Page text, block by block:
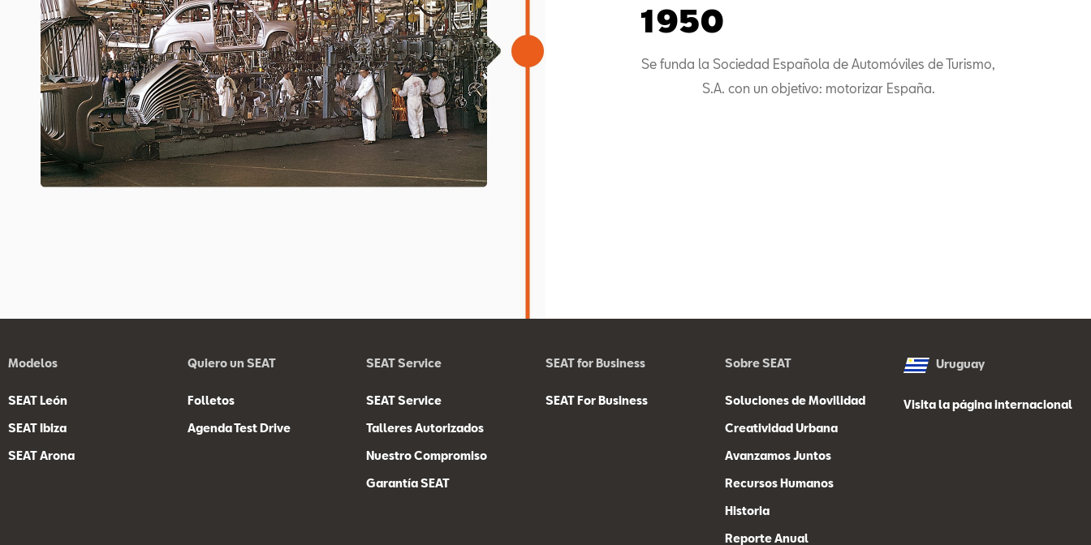
1950
Se funda la Sociedad Española de Automóviles de Turismo,
S.A. con un objetivo: motorizar España.
Modelos
SEAT León
SEAT Ibiza
SEAT Arona
Quiero un SEAT
Folletos
Agenda Test Drive
SEAT Service
SEAT Service
Talleres Autorizados
Nuestro Compromiso
Garantía SEAT
SEAT for Business
SEAT For Business
Sobre SEAT
Soluciones de Movilidad
Creatividad Urbana
Avanzamos Juntos
Recursos Humanos
Historia
Reporte Anual
Uruguay
Visita la página internacional